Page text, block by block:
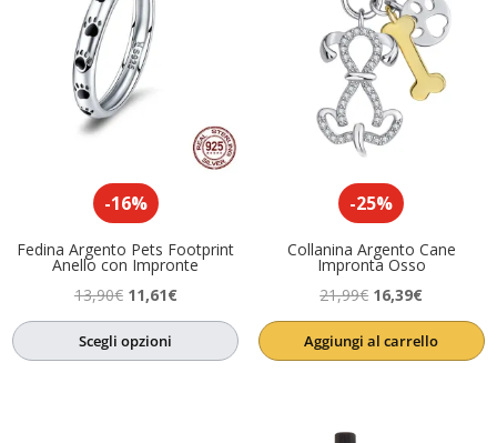
-16%
Fedina Argento Pets Footprint
Anello con Impronte
13,90€ Il
prezzo
originale
11,61€Il
prezzo
Scegli opzioni
-25%
Collanina Argento Cane
Impronta Osso
21,99€ Il
prezzo
originale
16,39€Il
prezzo
attuale
Aggiungi al carrello